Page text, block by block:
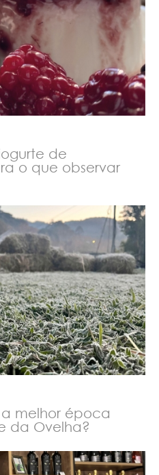
de
o que observar
melhor época
da Ovelha?